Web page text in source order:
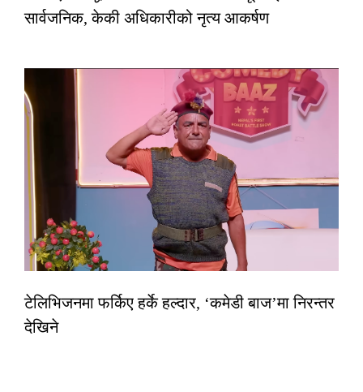
सार्वजनिक, केकी अधिकारीको नृत्य आकर्षण
टेलिभिजनमा फर्किए हर्के हल्दार, ‘कमेडी बाज’मा निरन्तर
देखिने